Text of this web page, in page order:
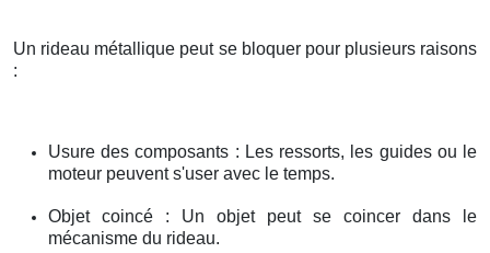
Un rideau métallique peut se bloquer pour plusieurs raisons
:
Usure des composants : Les ressorts, les guides ou le
moteur peuvent s'user avec le temps.
Objet coincé : Un objet peut se coincer dans le
mécanisme du rideau.